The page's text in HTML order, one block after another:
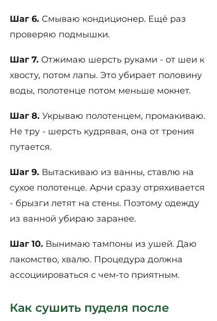
Шаг 6. Смываю кондиционер. Ещё раз
проверяю подмышки.
Шаг 7. Отжимаю шерсть руками - от шеи к
хвосту, потом лапы. Это убирает половину
воды, полотенце потом меньше мокнет.
Шаг 8. Укрываю полотенцем, промакиваю.
Не тру - шерсть кудрявая, она от трения
путается.
Шаг 9. Вытаскиваю из ванны, ставлю на
сухое полотенце. Арчи сразу отряхивается
- брызги летят на стены. Поэтому одежду
из ванной убираю заранее.
Шаг 10. Вынимаю тампоны из ушей. Даю
лакомство, хвалю. Процедура должна
ассоциироваться с чем-то приятным.
Как сушить пуделя после